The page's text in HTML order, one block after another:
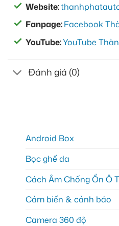
Website:
Fanpage:Facebook
YouTube:YouTube
Đánh giá (0)
Android Box
Bọc ghế da
Cách Âm Chống Ồn Ô
Cảm biến & cảnh báo
Camera 360 độ